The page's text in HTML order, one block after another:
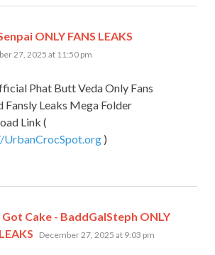
ONLY FANS LEAKS
27, 2025 at 11:50 pm
Phat Butt Veda Only Fans
Fansly Leaks Mega Folder
Link (
)
Cake - BaddGalSteph ONLY
says:
December 27, 2025 at 9:03 pm